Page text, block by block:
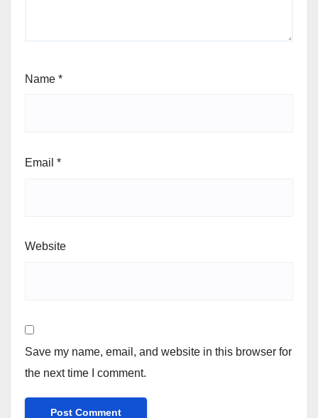
Name *
Email *
Website
Save my name, email, and website in this browser for
the next time I comment.